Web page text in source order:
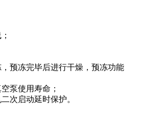
预冻完毕后进行干燥，预冻功能
泵使用寿命；
次启动延时保护。